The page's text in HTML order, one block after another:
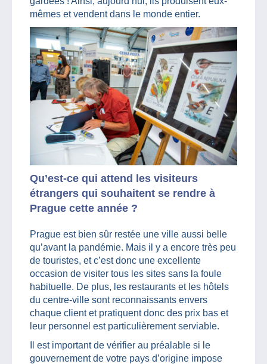
mêmes et vendent dans le monde entier.
Qu’est-ce qui attend les visiteurs
étrangers qui souhaitent se rendre à
Prague cette année ?
Prague est bien sûr restée une ville aussi belle
qu’avant la pandémie. Mais il y a encore très peu
de touristes, et c’est donc une excellente
occasion de visiter tous les sites sans la foule
habituelle. De plus, les restaurants et les hôtels
du centre-ville sont reconnaissants envers
chaque client et pratiquent donc des prix bas et
leur personnel est particulièrement serviable.
Il est important de vérifier au préalable si le
gouvernement de votre pays d’origine impose